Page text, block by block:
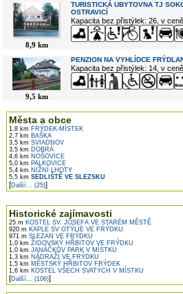
8,9 km
TURISTICKÁ UBYTOVNA TJ
OSTRAVICÍ
Kapacita bez přistýlek: 26, v
9,5 km
PENZION NA VYHLÍDCE
Kapacita bez přistýlek: 14, v
Města a obce
1,8 km FRÝDEK-MÍSTEK
2,7 km BAŠKA
3,5 km SVIADNOV
3,5 km DOBRÁ
4,6 km NOŠOVICE
5,0 km PALKOVICE
5,4 km NIŽNÍ LHOTY
5,5 km SEDLIŠTĚ VE SLEZSKU
[Další... (25)]
Historické zajímavosti
25 m KOSTEL SV. JOSEFA VE STARÉM MĚSTĚ
920 m KAPLE SV OTÝLIE VE FRÝDKU
971 m SLEZAN VE FRÝDKU
1,0 km ŽIDOVSKÝ HŘBITOV VE FRÝDKU
1,0 km JANÁČKŮV PARK V MÍSTKU
1,3 km NÁDRAŽÍ VE FRÝDKU
1,5 km MĚSTSKÝ HŘBITOV FRÝDEK
1,6 km KOSTEL VŠECH SVATÝCH V MÍSTKU
[Další... (106)]